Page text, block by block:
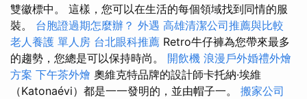
雙徽標中。 這樣，您可以在生活的每個領域找到同情的服
裝。 台胞證過期怎麼辦？ 外遇 高雄清潔公司推薦與比較
老人養護 單人房 台北眼科推薦 Retro牛仔褲為您帶來最多
的趨勢，您總是可以保持時尚。 開飲機 浪漫戶外婚禮外燴
方案 下午茶外燴 奧維克特品牌的設計師卡托納·埃維
（Katonaévi）都是一一發明的，並由帽子一。 搬家公司